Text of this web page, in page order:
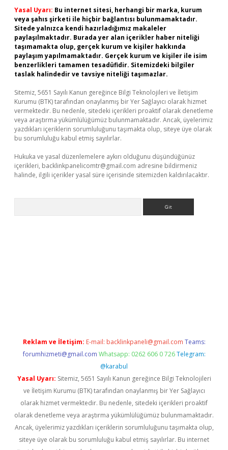
Yasal Uyarı: Bu internet sitesi, herhangi bir marka, kurum
veya şahıs şirketi ile hiçbir bağlantısı bulunmamaktadır.
Sitede yalnızca kendi hazırladığımız makaleler
paylaşılmaktadır. Burada yer alan içerikler haber niteliği
taşımamakta olup, gerçek kurum ve kişiler hakkında
paylaşım yapılmamaktadır. Gerçek kurum ve kişiler ile isim
benzerlikleri tamamen tesadüfidir. Sitemizdeki bilgiler
taslak halindedir ve tavsiye niteliği taşımazlar.
Sitemiz, 5651 Sayılı Kanun gereğince Bilgi Teknolojileri ve İletişim
Kurumu (BTK) tarafından onaylanmış bir Yer Sağlayıcı olarak hizmet
vermektedir. Bu nedenle, sitedeki içerikleri proaktif olarak denetleme
veya araştırma yükümlülüğümüz bulunmamaktadır. Ancak, üyelerimiz
yazdıkları içeriklerin sorumluluğunu taşımakta olup, siteye üye olarak
bu sorumluluğu kabul etmiş sayılırlar.
Hukuka ve yasal düzenlemelere aykırı olduğunu düşündüğünüz
içerikleri, backlinkpanelicomtr@gmail.com adresine bildirmeniz
halinde, ilgili içerikler yasal süre içerisinde sitemizden kaldırılacaktır.
Reklam ve İletişim: E-mail: backlinkpaneli@gmail.com Teams:
forumhizmeti@gmail.com Whatsapp: 0262 606 0 726 Telegram:
@karabul
Yasal Uyarı: Sitemiz, 5651 Sayılı Kanun gereğince Bilgi Teknolojileri
ve İletişim Kurumu (BTK) tarafından onaylanmış bir Yer Sağlayıcı
olarak hizmet vermektedir. Bu nedenle, sitedeki içerikleri proaktif
olarak denetleme veya araştırma yükümlülüğümüz bulunmamaktadır.
Ancak, üyelerimiz yazdıkları içeriklerin sorumluluğunu taşımakta olup,
siteye üye olarak bu sorumluluğu kabul etmiş sayılırlar. Bu internet